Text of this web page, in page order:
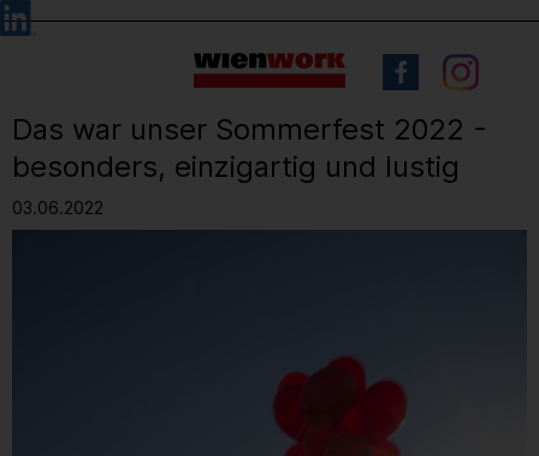
Barrierefreie
Bedienung
Sprachauswahl
Das war unser Sommerfest 2022 -
besonders, einzigartig und lustig
03.06.2022